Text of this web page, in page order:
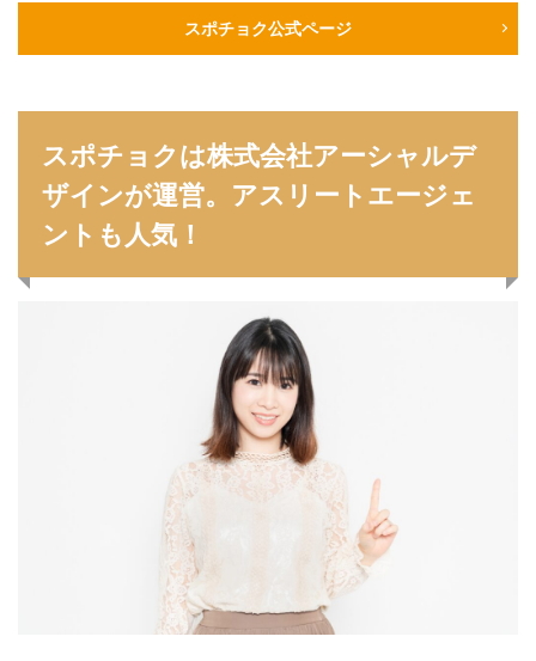
スポチョク公式ページ
スポチョクは株式会社アーシャルデ
ザインが運営。アスリートエージェ
ントも人気！